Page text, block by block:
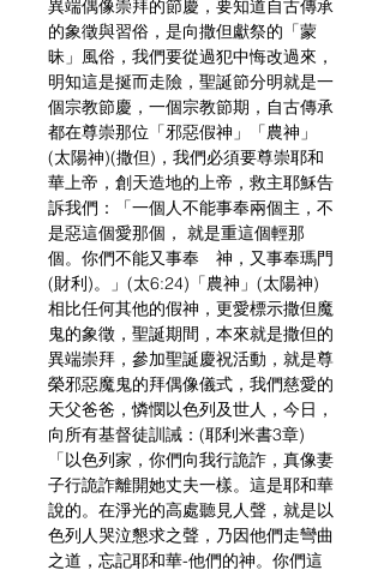
異端偶像崇拜的節慶，要知道自古傳承
的象徵與習俗，是向撒但獻祭的「蒙
昧」風俗，我們要從過犯中悔改過來，
明知這是挻而走險，聖誕節分明就是一
個宗教節慶，一個宗教節期，自古傳承
都在尊崇那位「邪惡假神」「農神」
(太陽神)(撒但)，我們必須要尊崇耶和
華上帝，創天造地的上帝，救主耶穌告
訴我們：「一個人不能事奉兩個主，不
是惡這個愛那個， 就是重這個輕那
個。你們不能又事奉　神，又事奉瑪門
(財利)。」(太6:24)「農神」(太陽神)
相比任何其他的假神，更愛標示撒但魔
鬼的象徵，聖誕期間，本來就是撒但的
異端崇拜，參加聖誕慶祝活動，就是尊
榮邪惡魔鬼的拜偶像儀式，我們慈愛的
天父爸爸，憐憫以色列及世人，今日，
向所有基督徒訓誡：(耶利米書3章)
「以色列家，你們向我行詭詐，真像妻
子行詭詐離開她丈夫一樣。這是耶和華
說的。在淨光的高處聽見人聲，就是以
色列人哭泣懇求之聲，乃因他們走彎曲
之道，忘記耶和華-他們的神。你們這